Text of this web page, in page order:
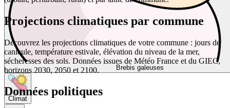
Brebis galeuses
Climat
Projections climatiques par commune
Découvrez les projections climatiques de votre commune : jours de
canicule, température estivale, élévation du niveau de la mer,
sécheresses des sols. Données issues de Météo France et du GIEC,
horizons 2030, 2050 et 2100.
Données politiques